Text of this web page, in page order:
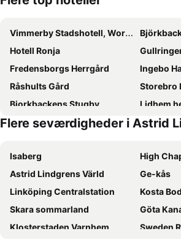
Vimmerby Stadshotell, WorldHotels Crafted
Hotell Ronja
Fredensborgs Herrgård
Ingebo
Råshults Gård
Storebro
Bjorkbackens Stugby
Lidhem herrgård.
Central Vimmerby Villa
Flere seværdigheder i Astrid
Isaberg
High
Astrid Lindgrens Värld
Ge-kås
Linköping Centralstation
Kosta
Skara sommarland
Göta
Klosterstaden Varnhem
Sweden